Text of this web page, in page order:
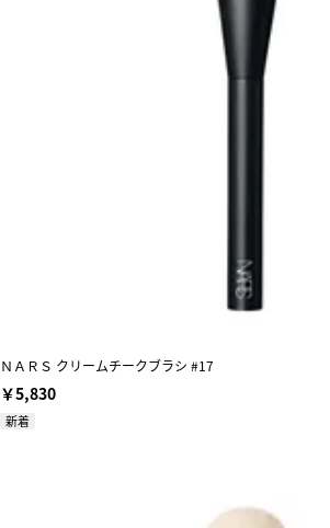
ＮＡＲＳ クリームチークブラシ #17
￥5,830
新着